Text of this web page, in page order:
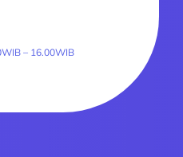
– 16.00WIB